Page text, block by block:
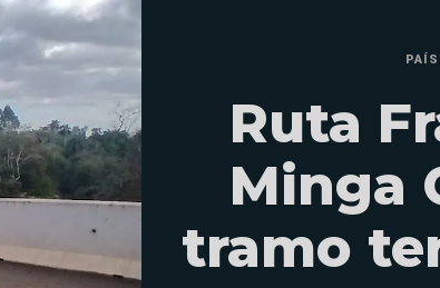
PAÍS
Ruta
Minga
tramo